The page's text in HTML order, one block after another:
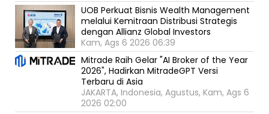
UOB Perkuat Bisnis Wealth Management
melalui Kemitraan Distribusi Strategis
dengan Allianz Global Investors
Kam, Ags 6 2026 06:39
Mitrade Raih Gelar "AI Broker of the Year
2026", Hadirkan MitradeGPT Versi
Terbaru di Asia
JAKARTA, Indonesia, Agustus, Kam, Ags 6
2026 02:00